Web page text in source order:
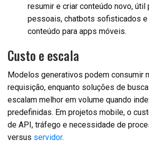
resumir e criar conteúdo novo,
pessoais, chatbots sofisticados e
conteúdo para apps móveis.
Custo e escala
Modelos generativos podem consumir
requisição, enquanto soluções de
escalam melhor em volume quando
predefinidas. Em projetos mobile, o
de API, tráfego e necessidade de
versus servidor.